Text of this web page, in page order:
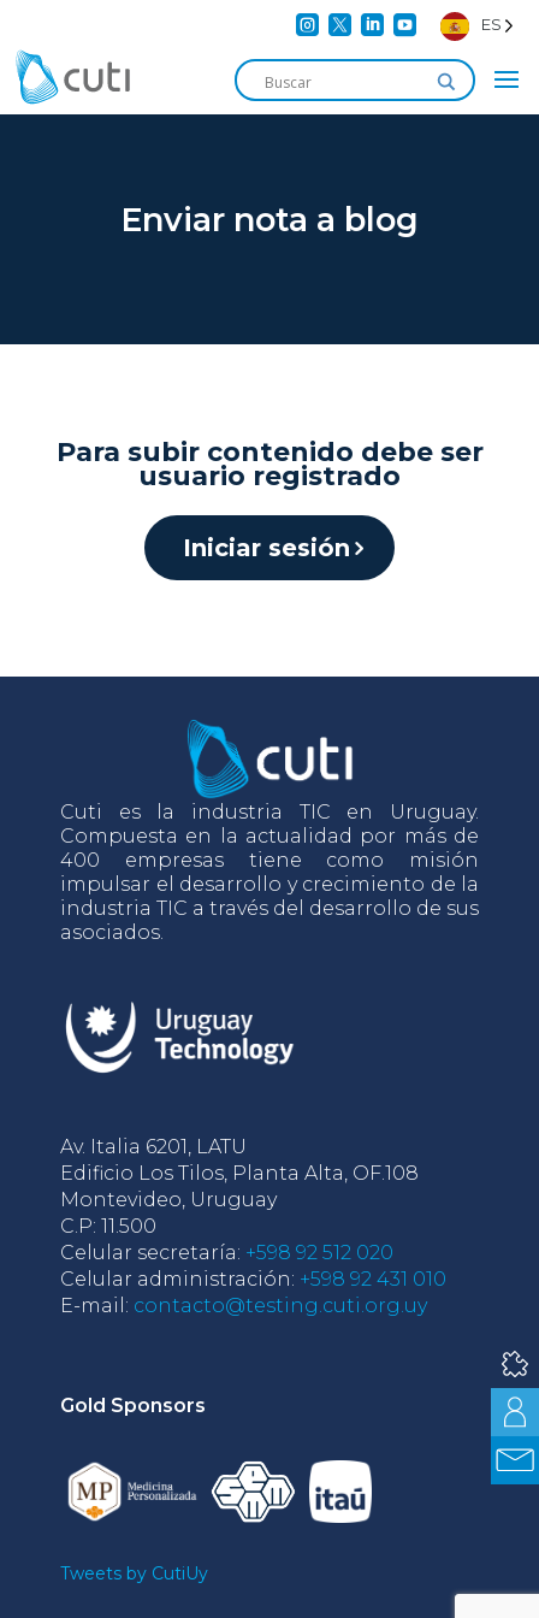
    ES
Enviar nota a blog
Para subir contenido debe ser
usuario registrado
Iniciar sesión
Cuti es la industria TIC en Uruguay.
Compuesta en la actualidad por más de
400 empresas tiene como misión
impulsar el desarrollo y crecimiento de la
industria TIC a través del desarrollo de sus
asociados.
Av. Italia 6201, LATU
Edificio Los Tilos, Planta Alta, OF.108
Montevideo, Uruguay
C.P: 11.500
Celular secretaría: +598 92 512 020
Celular administración: +598 92 431 010
E-mail: contacto@testing.cuti.org.uy
Gold Sponsors
Tweets by CutiUy